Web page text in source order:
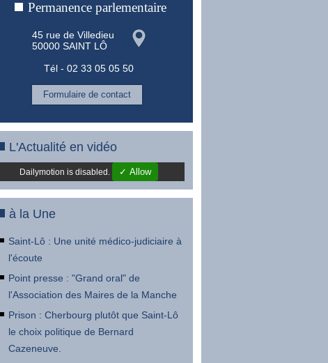
Permanence parlementaire
45 rue de Villedieu
50000 SAINT LÔ
Tél - 02 33 05 05 50
Formulaire de contact
L'Actualité en vidéo
Dailymotion is disabled. ✓ Allow
à la Une
Saint-Lô : Une unité médico-judiciaire à
l'écoute
Point presse : "Grand oral" de
l'Association des Maires de la Manche
Prison : Cherbourg plutôt que Saint-Lô
le choix politique de Bernard
Cazeneuve.